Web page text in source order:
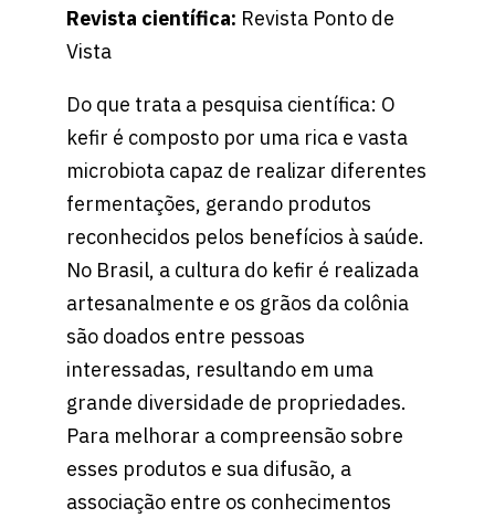
Revista científica: Revista Ponto de
Vista
Do que trata a pesquisa científica: O
kefir é composto por uma rica e vasta
microbiota capaz de realizar diferentes
fermentações, gerando produtos
reconhecidos pelos benefícios à saúde.
No Brasil, a cultura do kefir é realizada
artesanalmente e os grãos da colônia
são doados entre pessoas
interessadas, resultando em uma
grande diversidade de propriedades.
Para melhorar a compreensão sobre
esses produtos e sua difusão, a
associação entre os conhecimentos